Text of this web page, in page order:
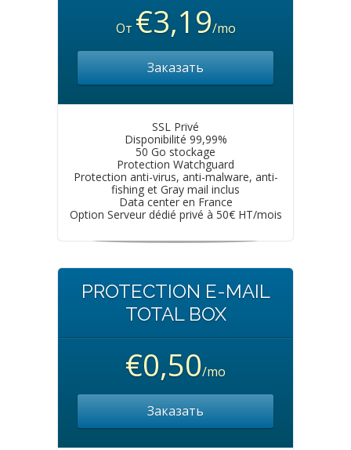
От €3,19/mo
Заказать
SSL Privé
Disponibilité 99,99%
50 Go stockage
Protection Watchguard
Protection anti-virus, anti-malware, anti-
fishing et Gray mail inclus
Data center en France
Option Serveur dédié privé à 50€ HT/mois
PROTECTION E-MAIL
TOTAL BOX
€0,50/mo
Заказать